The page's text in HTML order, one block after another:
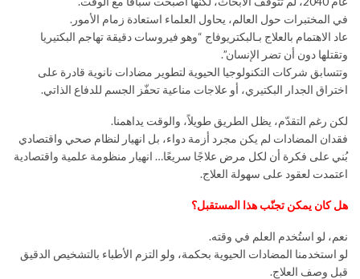
في المختبرات حول العالم، يحاول العلماء استعادة زمام الأمور.
عاد الاهتمام بالعلاج بـالبكتريوفاج “وهو فيروسات دقيقة تهاجم البكتيريا
وتقتلها دون أن تضر الإنسان”.
وتتسابق شركات التكنولوجيا الحيوية لتطوير مضادات نانوية قادرة على
اختراق الجدار البكتيري، أو علاجات مناعية تحفّز الجسم للدفاع الذاتي.
لكن رغم التقدّم، يظل الطريق طويلاً، والوقت يداهمنا.
فقدان المضادات لم يكن مجرد أزمة دواء، بل انهيار لنظام صحي واقتصادي
بُني على فكرة أن لكل مرض علاجًا سريعًا… انهيار منظومة علمية واقتصادية
اعتمدت لعقود على سهولة العلاج.
هل كان يمكن تجنّب هذا المستقبل؟
نعم، لو استُخدم العلم في وقته.
لو استخدمنا المضادات الحيوية بحكمة، ولو التزم الأطباء بالتشخيص الدقيق
قبل وصف العلاج.